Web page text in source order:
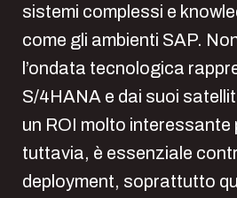
sistemi complessi e
come gli ambienti SAP.
l’ondata tecnologica
S/4HANA e dai suoi
un ROI molto interessante
tuttavia, è essenziale
deployment, soprattutto